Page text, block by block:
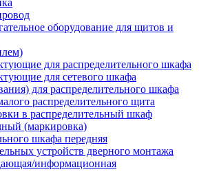
оборудование для щитов и
для распределительного шкафа
для сетевого шкафа
для распределительного шкафа
распределительного щита
в распределительный шкаф
(маркировка)
шкафа передняя
устройств дверного монтажа
информационная